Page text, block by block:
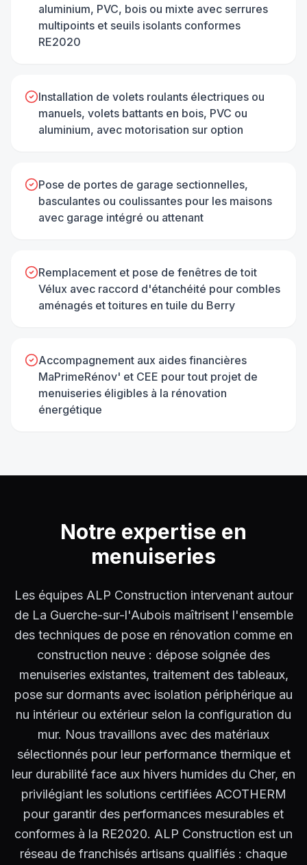
aluminium, PVC, bois ou mixte avec serrures
multipoints et seuils isolants conformes
RE2020
Installation de volets roulants électriques ou
manuels, volets battants en bois, PVC ou
aluminium, avec motorisation sur option
Pose de portes de garage sectionnelles,
basculantes ou coulissantes pour les maisons
avec garage intégré ou attenant
Remplacement et pose de fenêtres de toit
Vélux avec raccord d'étanchéité pour combles
aménagés et toitures en tuile du Berry
Accompagnement aux aides financières
MaPrimeRénov' et CEE pour tout projet de
menuiseries éligibles à la rénovation
énergétique
Notre expertise en
menuiseries
Les équipes ALP Construction intervenant autour
de La Guerche-sur-l'Aubois maîtrisent l'ensemble
des techniques de pose en rénovation comme en
construction neuve : dépose soignée des
menuiseries existantes, traitement des tableaux,
pose sur dormants avec isolation périphérique au
nu intérieur ou extérieur selon la configuration du
mur. Nous travaillons avec des matériaux
sélectionnés pour leur performance thermique et
leur durabilité face aux hivers humides du Cher, en
privilégiant les solutions certifiées ACOTHERM
pour garantir des performances mesurables et
conformes à la RE2020. ALP Construction est un
réseau de franchisés artisans qualifiés : chaque